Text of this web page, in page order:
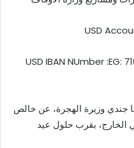
جندي وزيرة الهجرة، عن خالص
الخارج، بقرب حلول عيد